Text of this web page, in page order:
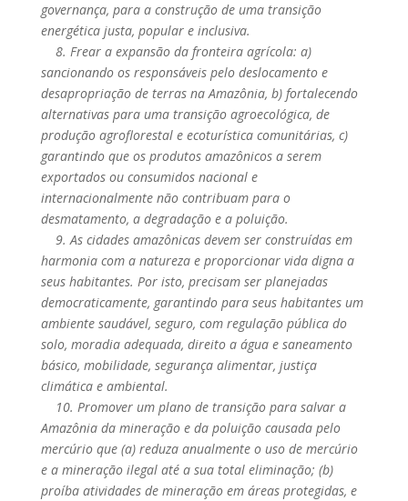
governança, para a construção de uma transição
energética justa, popular e inclusiva.
8. Frear a expansão da fronteira agrícola: a)
sancionando os responsáveis pelo deslocamento e
desapropriação de terras na Amazônia, b) fortalecendo
alternativas para uma transição agroecológica, de
produção agroflorestal e ecoturística comunitárias, c)
garantindo que os produtos amazônicos a serem
exportados ou consumidos nacional e
internacionalmente não contribuam para o
desmatamento, a degradação e a poluição.
9. As cidades amazônicas devem ser construídas em
harmonia com a natureza e proporcionar vida digna a
seus habitantes. Por isto, precisam ser planejadas
democraticamente, garantindo para seus habitantes um
ambiente saudável, seguro, com regulação pública do
solo, moradia adequada, direito a água e saneamento
básico, mobilidade, segurança alimentar, justiça
climática e ambiental.
10. Promover um plano de transição para salvar a
Amazônia da mineração e da poluição causada pelo
mercúrio que (a) reduza anualmente o uso de mercúrio
e a mineração ilegal até a sua total eliminação; (b)
proíba atividades de mineração em áreas protegidas, e